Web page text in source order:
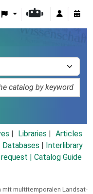
Libraries
Articles
Databases
Interlibrary
| Catalog Guide
multitemporalen Landsat-